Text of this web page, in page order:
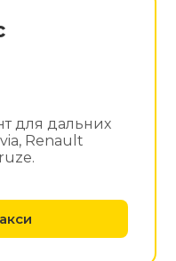
для дальних
Renault